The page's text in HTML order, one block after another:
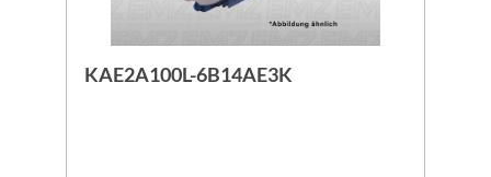
KAE2A100L-6B14AE3K